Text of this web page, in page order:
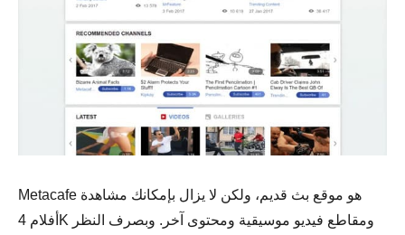
Metacafe هو موقع بث قديم، ولكن لا يزال بإمكانك مشاهدة
أفلام 4K ومقاطع فيديو موسيقية ومحتوى آخر. وبصرف النظر